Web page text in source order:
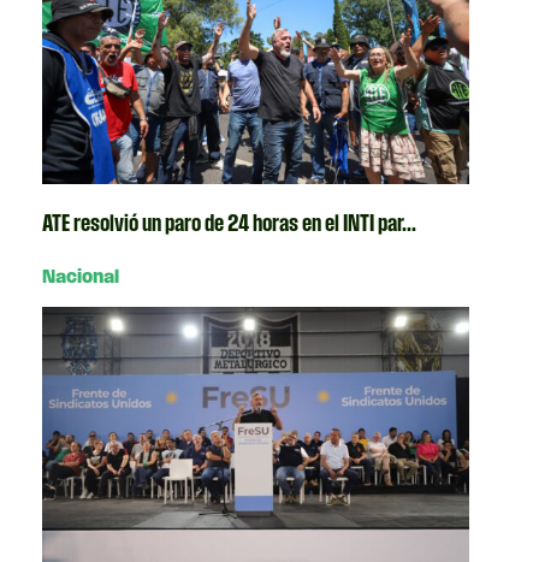
ATE resolvió un paro de 24 horas en el INTI par...
Nacional